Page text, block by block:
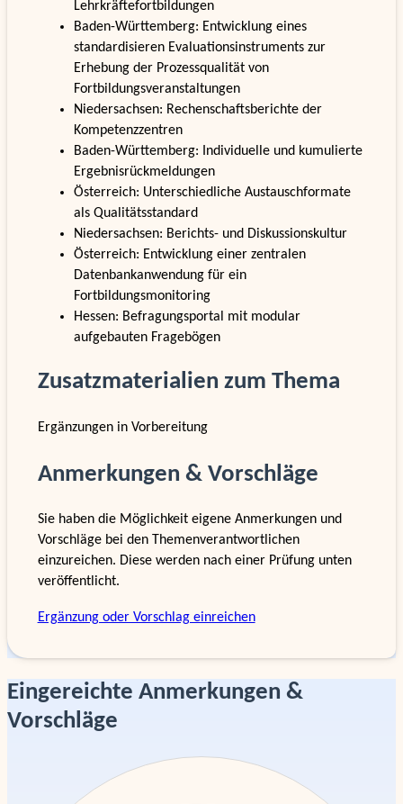
Lehrkräftefortbildungen
Baden-Württemberg: Entwicklung eines
standardisieren Evaluationsinstruments zur
Erhebung der Prozessqualität von
Fortbildungsveranstaltungen
Niedersachsen: Rechenschaftsberichte der
Kompetenzzentren
Baden-Württemberg: Individuelle und kumulierte
Ergebnisrückmeldungen
Österreich: Unterschiedliche Austauschformate
als Qualitätsstandard
Niedersachsen: Berichts- und Diskussionskultur
Österreich: Entwicklung einer zentralen
Datenbankanwendung für ein
Fortbildungsmonitoring
Hessen: Befragungsportal mit modular
aufgebauten Fragebögen
Zusatzmaterialien zum Thema
Ergänzungen in Vorbereitung
Anmerkungen & Vorschläge
Sie haben die Möglichkeit eigene Anmerkungen und
Vorschläge bei den Themenverantwortlichen
einzureichen. Diese werden nach einer Prüfung unten
veröffentlicht.
Ergänzung oder Vorschlag einreichen
Eingereichte Anmerkungen &
Vorschläge